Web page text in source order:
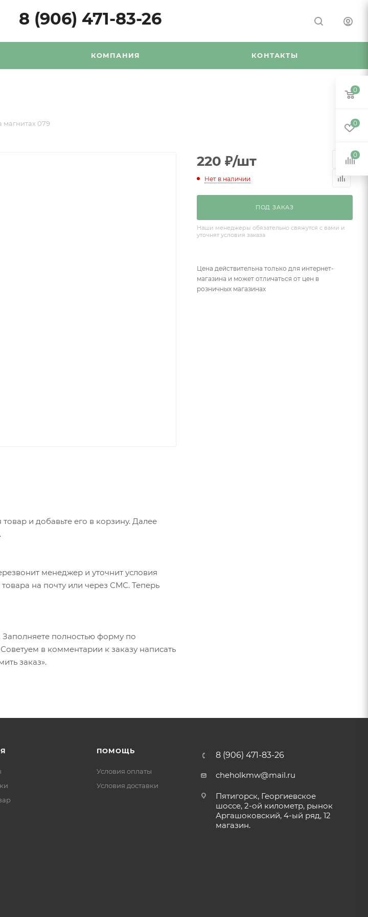
8 (906) 471-83-26
КОМПАНИЯ КОНТАКТЫ
079
и добавьте его в корзину. Далее
менеджер и уточнит условия
на почту или через СМС. Теперь
полностью форму по
в комментарии к заказу написать
заказ».
220 ₽/шт
Нет в наличии
ПОД ЗАКАЗ
Наши менеджеры обязательно свяжутся с вами и
уточнят условия заказа
Цена действительна только для интернет-
магазина и может отличаться от цен в
розничных магазинах
ПОМОЩЬ
Условия оплаты
Условия доставки
8 (906) 471-83-26
cheholkmw@mail.ru
Пятигорск, Георгиевское
шоссе, 2-ой километр, рынок
Аргашоковский, 4-ый ряд, 12
магазин.
0
0
0